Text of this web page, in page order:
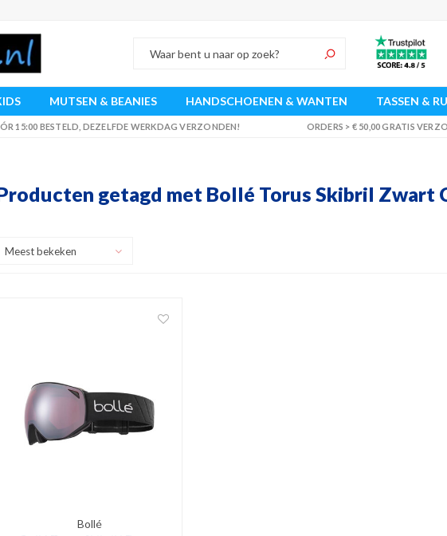
MUTSEN & BEANIES HANDSCHOENEN & WANTEN TASSEN &
15:00 BESTELD, DEZELFDE WERKDAG VERZONDEN! ORDERS > € 50,00 GRATIS
getagd met Bollé Torus Skibril Zwart
Meest bekeken
Bollé